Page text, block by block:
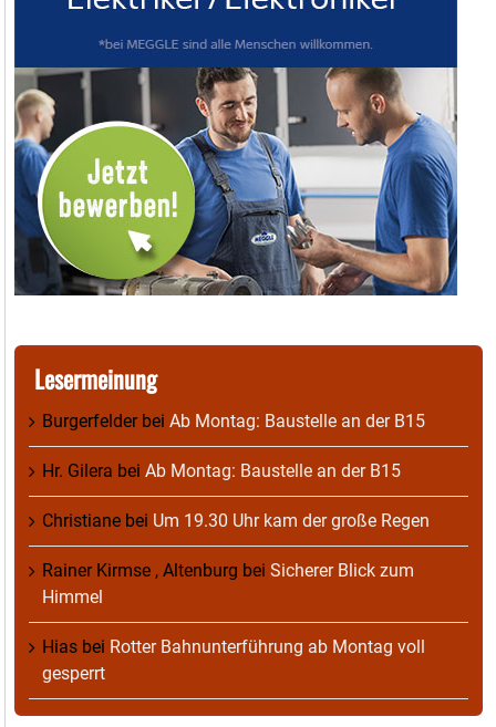
Lesermeinung
Burgerfelderbei Ab Montag: Baustelle an der B15
Hr. Gilera bei Ab Montag: Baustelle an der B15
Christiane bei Um 19.30 Uhr kam der große Regen
Rainer Kirmse , Altenburg bei Sicherer Blick zum
Himmel
Hias bei Rotter Bahnunterführung ab Montag voll
gesperrt